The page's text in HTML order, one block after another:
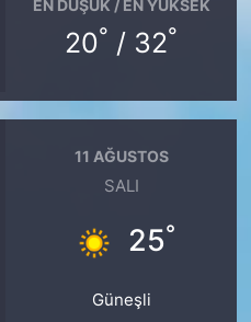
EN DÜŞÜK / EN YÜKSEK
20° / 32°
11 AĞUSTOS
SALI
25°
Güneşli